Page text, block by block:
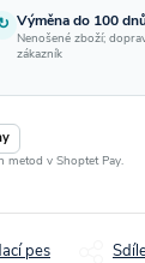
Výměna do 100
Nenošené zboží;
zákazník
metod v Shoptet Pay.
pes